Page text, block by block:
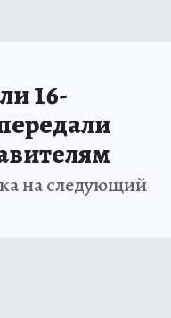
16-
на следующий